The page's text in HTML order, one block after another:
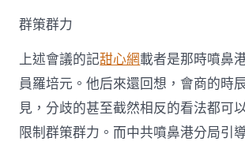
群策群力
上述會議的記甜心網載者是那時噴鼻
員羅培元。他后來還回想，會商的時
見，分歧的甚至截然相反的看法都可
限制群策群力。而中共噴鼻港分局引